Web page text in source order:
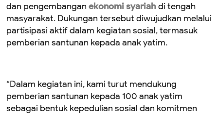
dan pengembangan ekonomi syariahdi tengah
masyarakat. Dukungan tersebut diwujudkan melalui
partisipasi aktif dalam kegiatan sosial, termasuk
pemberian santunan kepada anak yatim.
“Dalam kegiatan ini, kami turut mendukung
pemberian santunan kepada 100 anak yatim
sebagai bentuk kepedulian sosial dan komitmen